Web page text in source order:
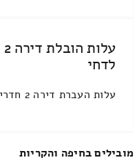
לדחי
עלות העברת דירה 2 חדרים מקרית ביאליק ← [...]
מובילים בחיפה והקריות